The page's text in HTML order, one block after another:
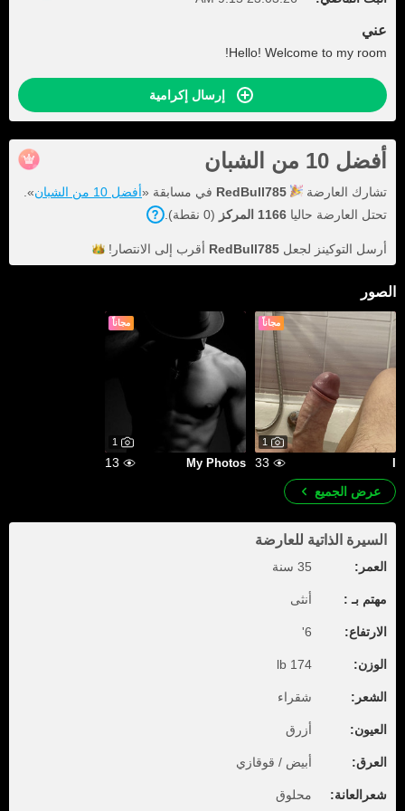
عني
Hello! Welcome to my room!
إرسال إكرامية
أفضل 10 من الشبان
تشارك العارضة RedBull785 في مسابقة «أفضل 10 من الشبان
».
تحتل العارضة حاليا 1166 المركز (0 نقطة).
أرسل التوكينز لجعل RedBull785 أقرب إلى الانتصار!
الصور
مجاناً
1
33
مجاناً
1
My Photos
13
عرض الجميع
السيرة الذاتية للعارضة
العمر: 35 سنة
مهتم بـ : أنثى
الارتفاع: 6'
الوزن: 174 lb
الشعر: شقراء
العيون: أزرق
العرق: أبيض / قوقازي
شعرالعانة: محلوق